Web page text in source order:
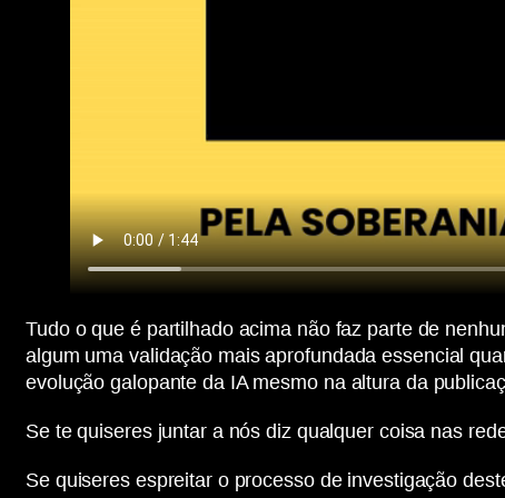
Tudo o que é partilhado acima não faz parte de
algum uma validação mais aprofundada essencial
evolução galopante da IA mesmo na altura da
Se te quiseres juntar a nós diz qualquer coisa nas
Se quiseres espreitar o processo de investigação